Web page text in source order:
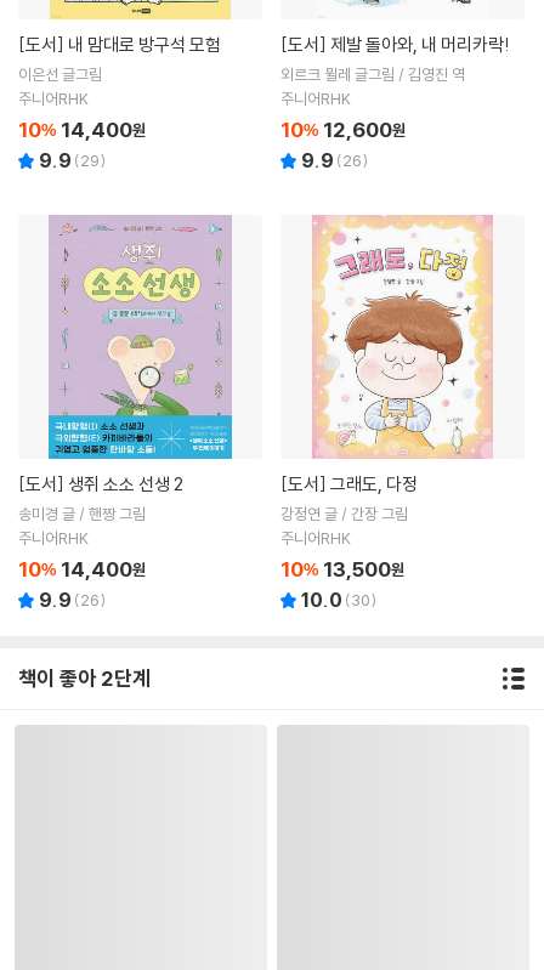
[도서] 내 맘대로 방구석 모험
이은선 글그림
주니어RHK
10% 14,400원
9.9 (29)
[도서] 제발 돌아와, 내 머리카락!
외르크 뮐레 글그림 / 김영진 역
주니어RHK
10% 12,600원
9.9 (26)
[도서] 생쥐 소소 선생 2
송미경 글 / 핸짱 그림
주니어RHK
10% 14,400원
9.9 (26)
[도서] 그래도, 다정
강정연 글 / 간장 그림
주니어RHK
10% 13,500원
10.0 (30)
책이 좋아 2단계